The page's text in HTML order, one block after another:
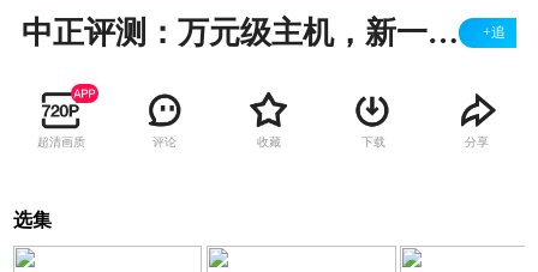
中正评测：万元级主机，新一代显卡浅测，AMD RX6000、RTX3070、RTX3080、RTX3090 +追
超清画质 评论 收藏 下载 分享
选集